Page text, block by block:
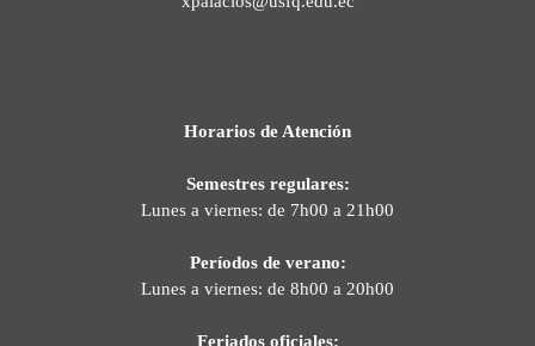
Horarios de Atención
Semestres regulares:
Lunes a viernes: de 7h00 a 21h00
Períodos de verano:
Lunes a viernes: de 8h00 a 20h00
Feriados oficiales: